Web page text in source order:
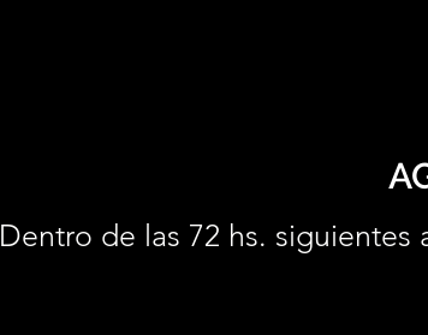
Dentro de las 72 hs. siguientes